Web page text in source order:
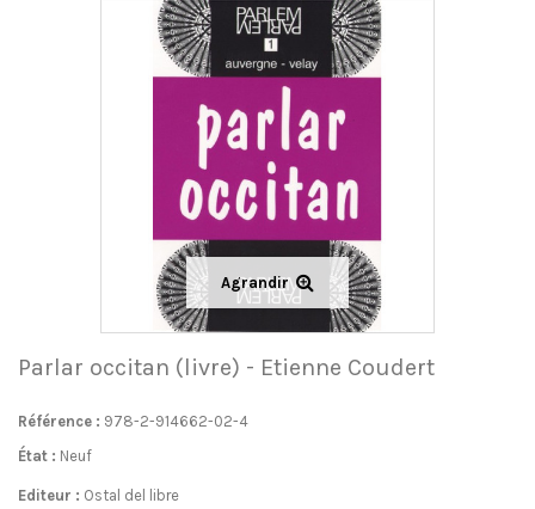
Agrandir
Parlar occitan (livre) - Etienne Coudert
Référence : 978-2-914662-02-4
État : Neuf
Editeur : Ostal del libre